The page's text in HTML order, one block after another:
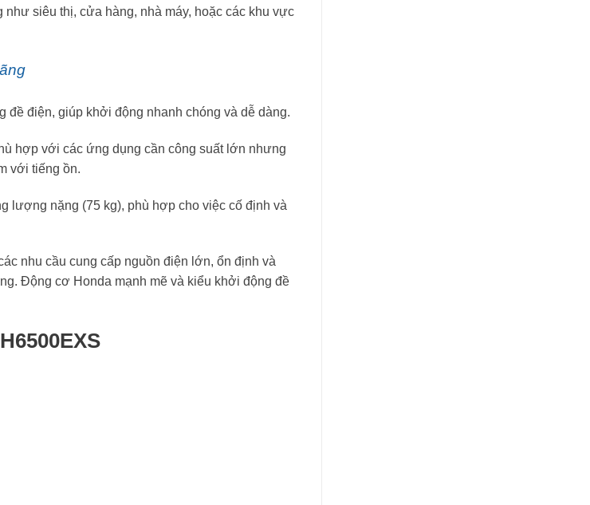
siêu thị, cửa hàng, nhà máy, hoặc các khu vực
điện, giúp khởi động nhanh chóng và dễ dàng.
hợp với các ứng dụng cần công suất lớn nhưng
với tiếng ồn.
lượng nặng (75 kg), phù hợp cho việc cố định và
nhu cầu cung cấp nguồn điện lớn, ổn định và
Động cơ Honda mạnh mẽ và kiểu khởi động đề